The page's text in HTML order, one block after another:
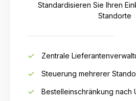
Standardisieren Sie Ihren
Standorte
Zentrale
Steuerung mehrerer
Bestelleinschränkung nach